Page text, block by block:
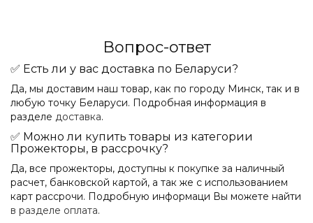
Вопрос-ответ
✅ Есть ли у вас доставка по Беларуси?
Да, мы доставим наш товар, как по городу Минск, так и в
любую точку Беларуси. Подробная информация в
разделе доставка.
✅ Можно ли купить товары из категории
Прожекторы, в рассрочку?
Да, все прожекторы, доступны к покупке за наличный
расчет, банковской картой, а так же с использованием
карт рассрочи. Подробную информаци Вы можете найти
в разделе оплата.